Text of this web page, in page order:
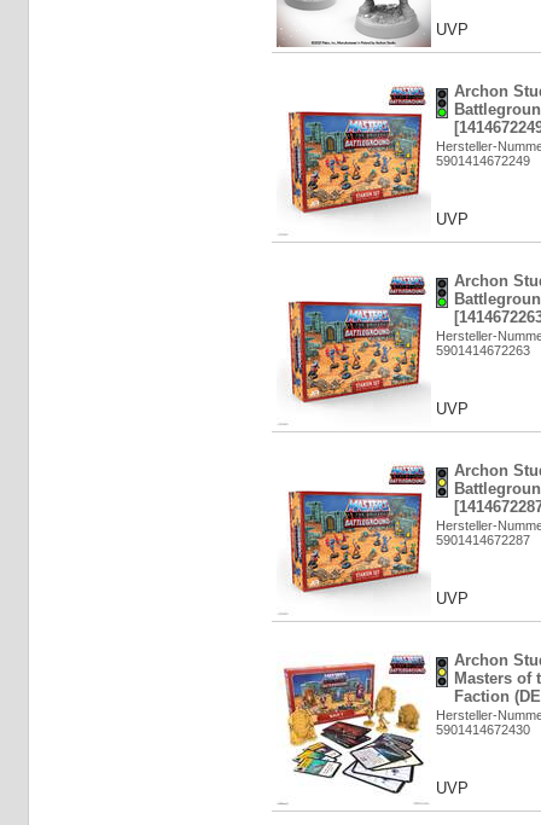
UVP
Archon
Hersteller-
5901414672249
UVP
Archon
Hersteller-
5901414672263
UVP
Archon
Hersteller-
5901414672287
UVP
Archon
Masters of
Faction
Hersteller-
5901414672430
UVP